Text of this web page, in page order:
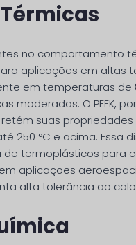
no comportamento
aplicações em altas
em temperaturas de
moderadas. O PEEK,
suas
250 °C e acima. Essa
termoplásticos para
aplicações
alta tolerância ao